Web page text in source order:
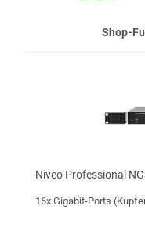
Shop-
Niveo Professional
16x Gigabit-Ports